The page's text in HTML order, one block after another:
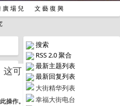
廣 場 兒
文 藝 復 興
搜索
RSS 2.0 聚合
最新主题列表
最新回复列表
大街精华列表
幸福大街电台
这可
操作。